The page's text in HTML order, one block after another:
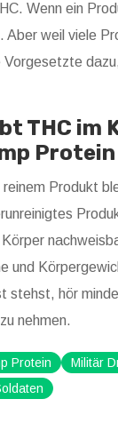
Wenn ein
Aber weil viele
THC im
reinem Produkt
und
stehst, hör
nehmen.
Protein Militär